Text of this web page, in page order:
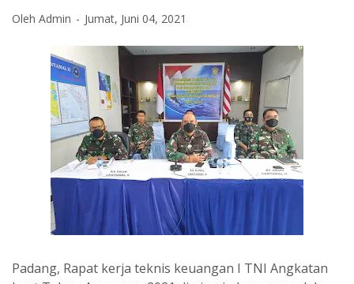
Oleh Admin Jumat, Juni 04, 2021
Padang, Rapat kerja teknis keuangan I TNI Angkatan